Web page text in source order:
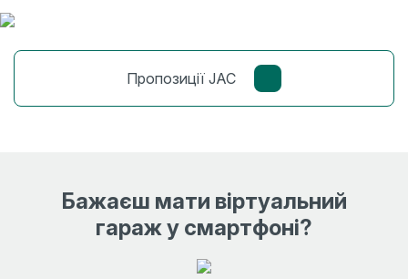
Пропозиції JAC
Бажаєш мати віртуальний
гараж у смартфоні?